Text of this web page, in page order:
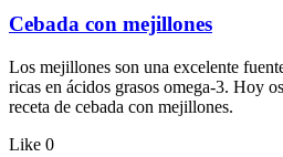
Cebada con mejillones
Los mejillones son una excelente
ricas en ácidos grasos omega-3. Hoy
receta de cebada con mejillones.
Like 0